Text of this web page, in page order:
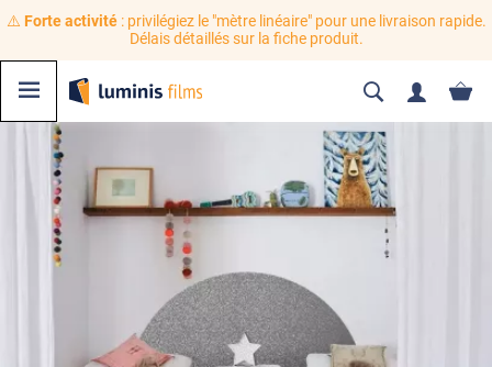
⚠️ Forte activité: privilégiez le "mètre linéaire" pour une livraison rapide.
Délais détaillés sur la fiche produit.